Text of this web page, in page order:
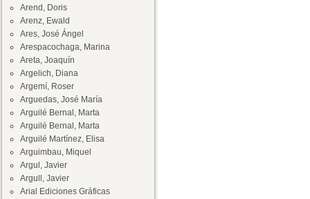
Arend, Doris
Arenz, Ewald
Ares, José Ángel
Arespacochaga, Marina
Areta, Joaquín
Argelich, Diana
Argemí, Roser
Arguedas, José María
Arguilé Bernal, Marta
Arguilé Bernal, Marta
Arguilé Martínez, Elisa
Arguimbau, Miquel
Argul, Javier
Argull, Javier
Arial Ediciones Gráficas